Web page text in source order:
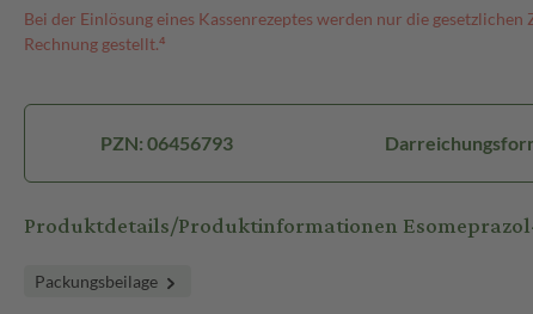
Bei der Einlösung eines Kassenrezeptes werden nur die
Rechnung gestellt.⁴
PZN: 06456793
Produktdetails/Produktinformationen
Packungsbeilage